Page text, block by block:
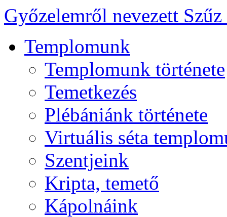
Győzelemről nevezett
Templomunk
Templomunk története
Temetkezés
Plébániánk története
Virtuális séta
Szentjeink
Kripta, temető
Kápolnáink